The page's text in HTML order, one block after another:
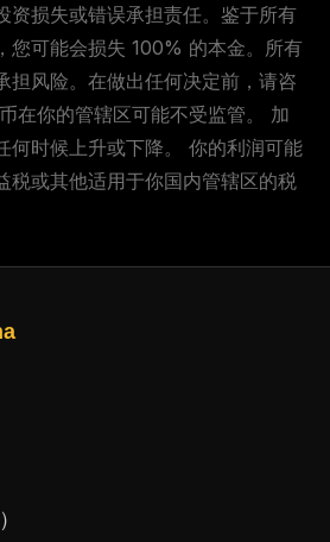
资损失或错误承担责任。鉴于所有
您可能会损失 100% 的本金。所有
担风险。在做出任何决定前，请咨
在你的管辖区可能不受监管。 加
何时候上升或下降。 你的利润可能
税或其他适用于你国内管辖区的税